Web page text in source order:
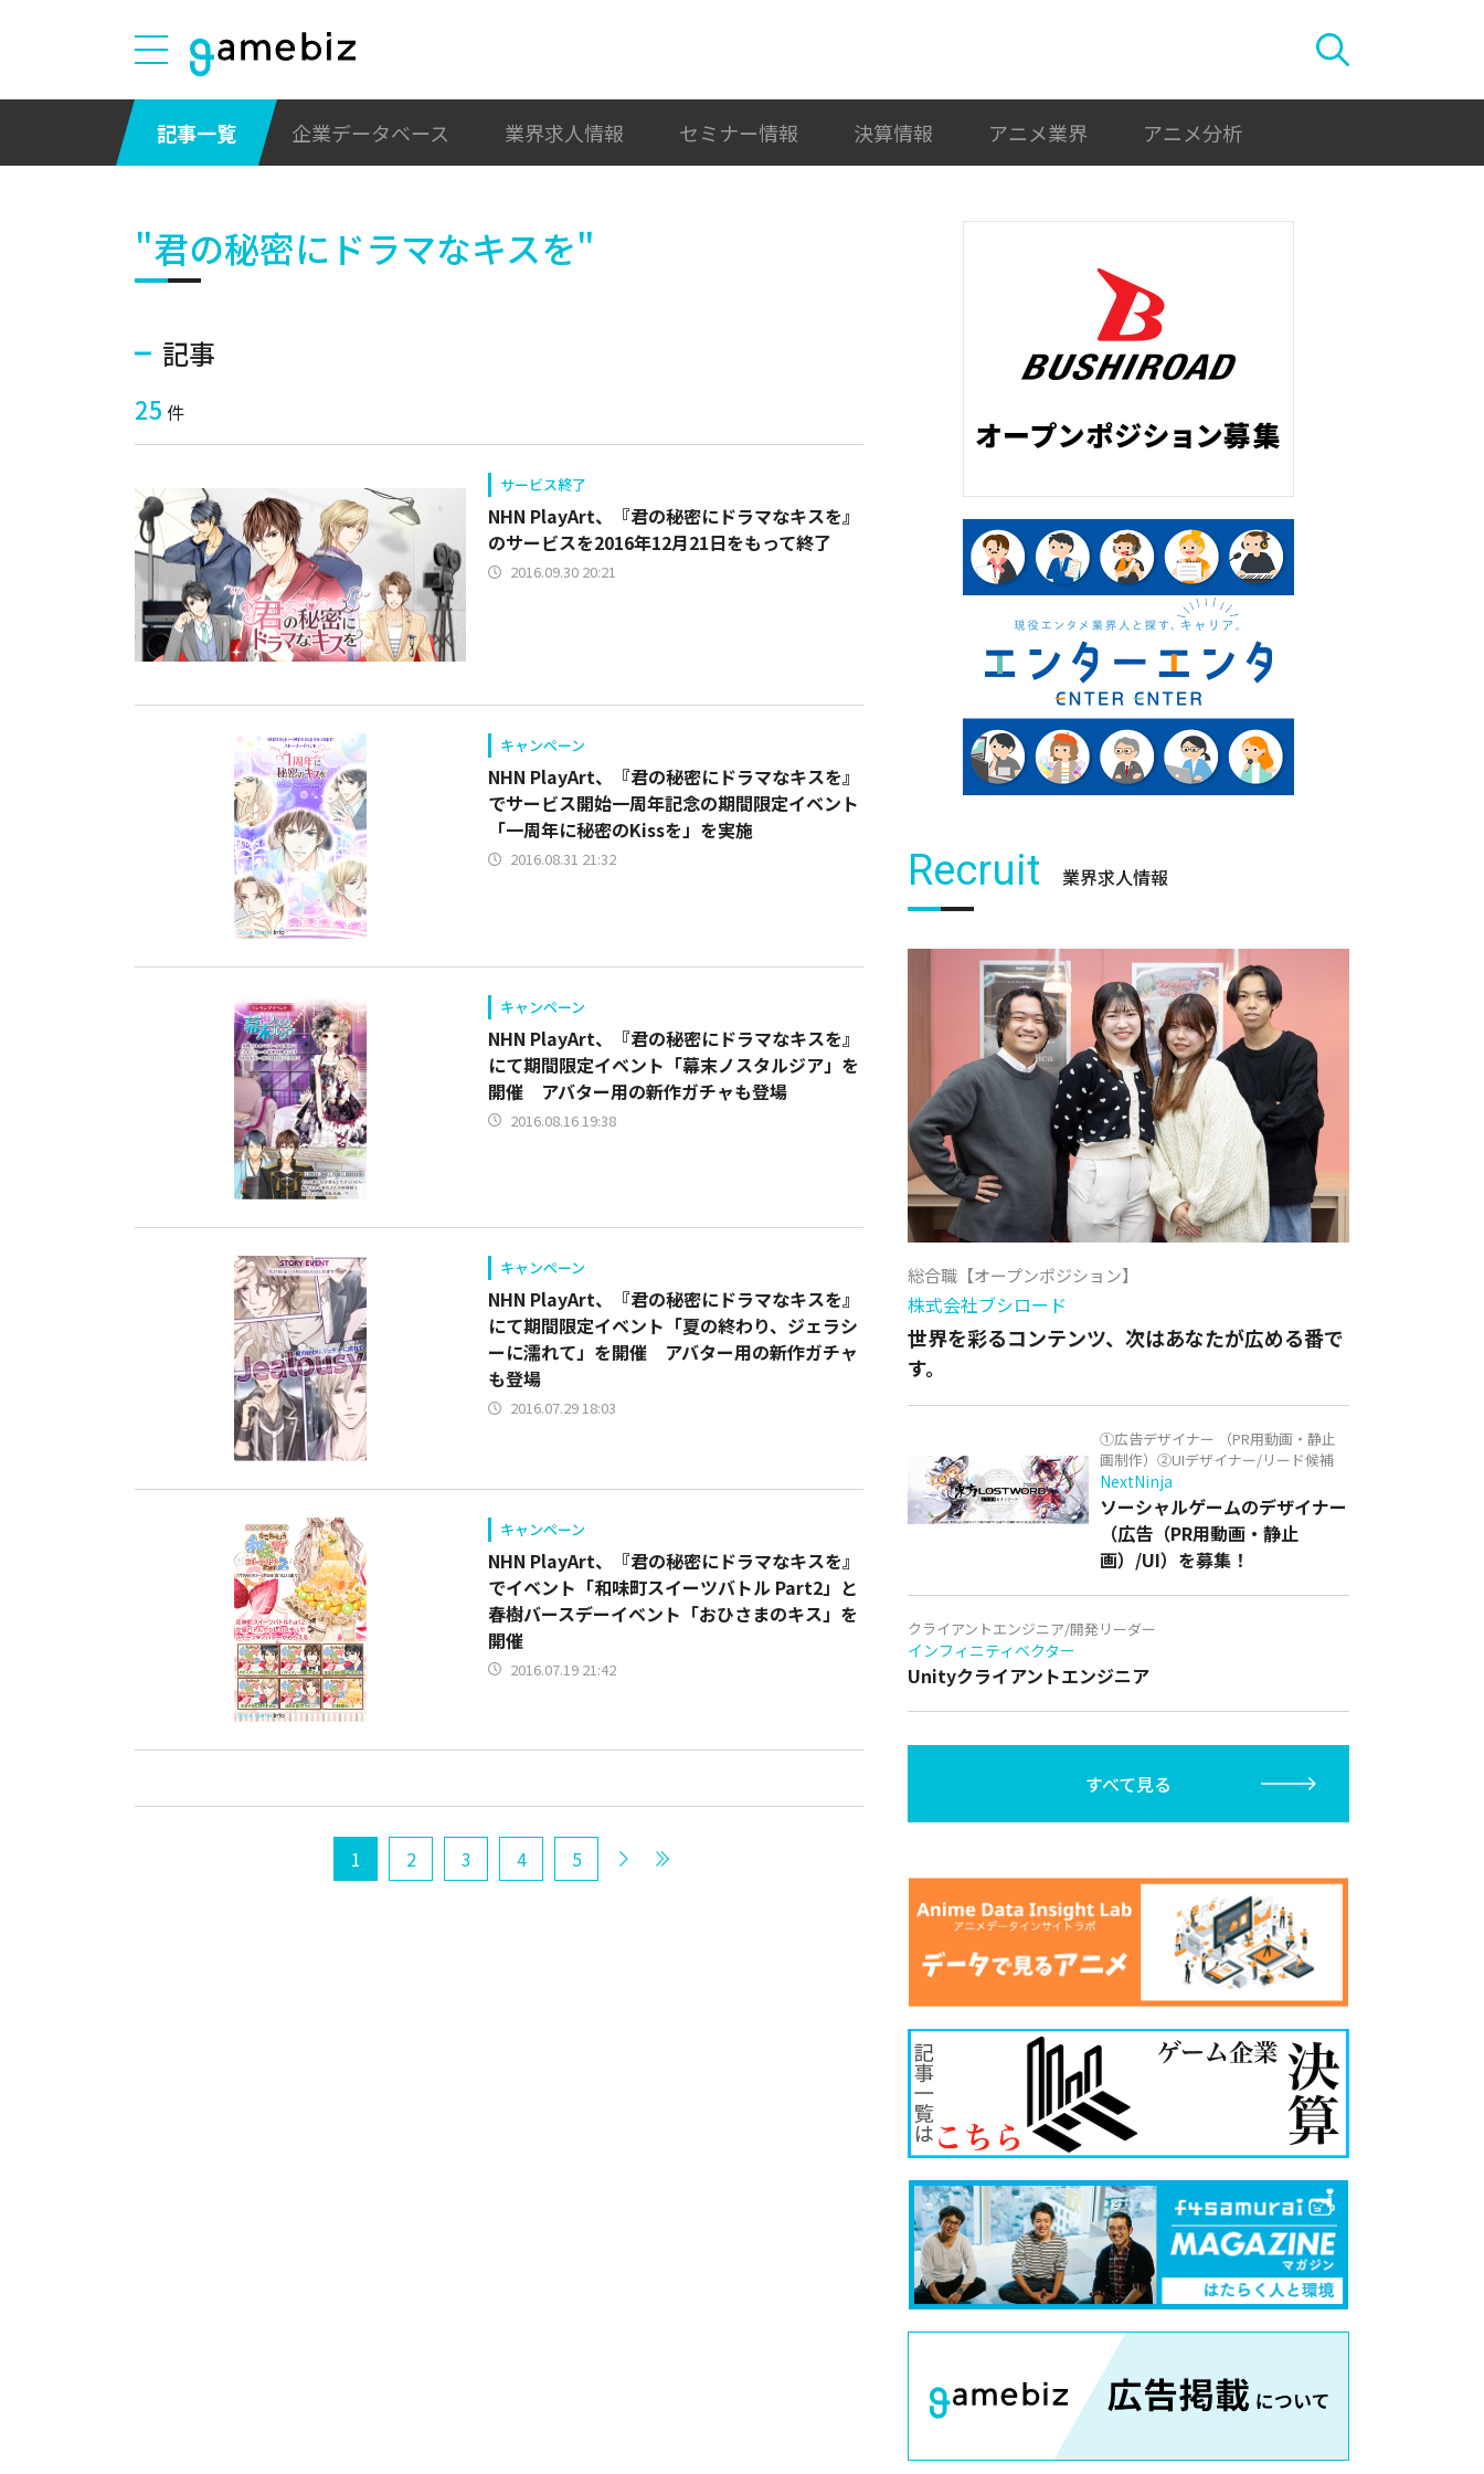
記事一覧 企業データベース 業界求人情報 セミナー情報 決算情報 アニメ業界 アニメ分析
"君の秘密にドラマなキスを"
記事
25 件
サービス終了
NHN PlayArt、『君の秘密にドラマなキスを』
のサービスを2016年12月21日をもって終了
2016.09.30 20:21
キャンペーン
NHN PlayArt、『君の秘密にドラマなキスを』
でサービス開始一周年記念の期間限定イベント
「一周年に秘密のKissを」を実施
2016.08.31 21:32
キャンペーン
NHN PlayArt、『君の秘密にドラマなキスを』
にて期間限定イベント「幕末ノスタルジア」を
開催 アバター用の新作ガチャも登場
2016.08.16 19:38
キャンペーン
NHN PlayArt、『君の秘密にドラマなキスを』
にて期間限定イベント「夏の終わり、ジェラシ
ーに濡れて」を開催 アバター用の新作ガチャ
も登場
2016.07.29 18:03
キャンペーン
NHN PlayArt、『君の秘密にドラマなキスを』
でイベント「和味町スイーツバトル Part2」と
春樹バースデーイベント「おひさまのキス」を
開催
2016.07.19 21:42
1 2 3 4 5
Recruit 業界求人情報
総合職【オープンポジション】
株式会社ブシロード
世界を彩るコンテンツ、次はあなたが広める番で
す。
①広告デザイナー （PR用動画・静止
画制作）②UIデザイナー/リード候補
NextNinja
ソーシャルゲームのデザイナー
（広告（PR用動画・静止
画）/UI）を募集！
クライアントエンジニア/開発リーダー
インフィニティベクター
Unityクライアントエンジニア
すべて見る